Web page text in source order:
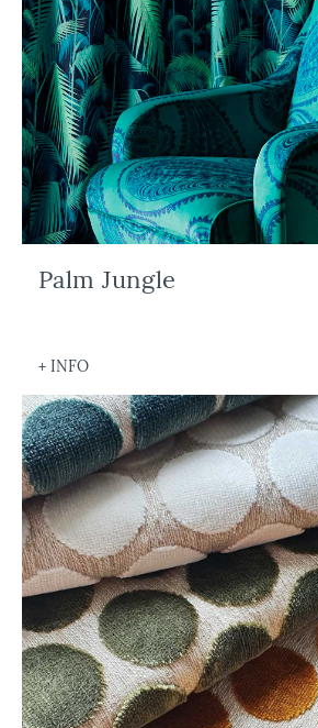
Palm Jungle
+ INFO